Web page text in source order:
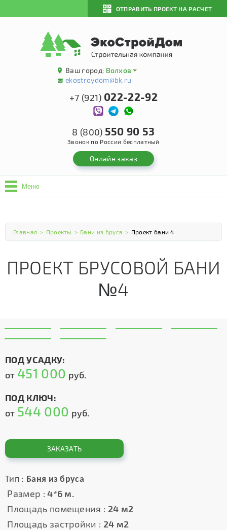
ОТПРАВИТЬ ПРОЕКТ НА РАСЧЕТ
Ваш город: Волхов
ekostroydom@bk.ru
+7 (921) 022-22-92
8 (800) 550 90 53
Звонок по России бесплатный
Онлайн заказ
Меню
Главная > Проекты > Бани из бруса > Проект бани 4
ПРОЕКТ БРУСОВОЙ БАНИ
№4
ПОД УСАДКУ:
от 451 000 руб.
ПОД КЛЮЧ:
от 544 000 руб.
ЗАКАЗАТЬ
Тип : Баня из бруса
Размер : 4*6 м.
Площадь помещения : 24 м2
Площадь застройки : 24 м2